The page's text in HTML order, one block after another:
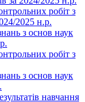
робіт з
2025 н.р.
з основ наук
робіт з
з основ наук
навчання